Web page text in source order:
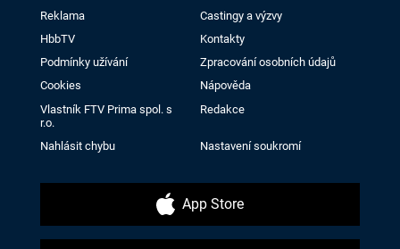
Reklama
Castingy a výzvy
HbbTV
Kontakty
Podmínky užívání
Zpracování osobních údajů
Cookies
Nápověda
Vlastník FTV Prima spol. s
r.o.
Redakce
Nahlásit chybu Nastavení soukromí
App Store